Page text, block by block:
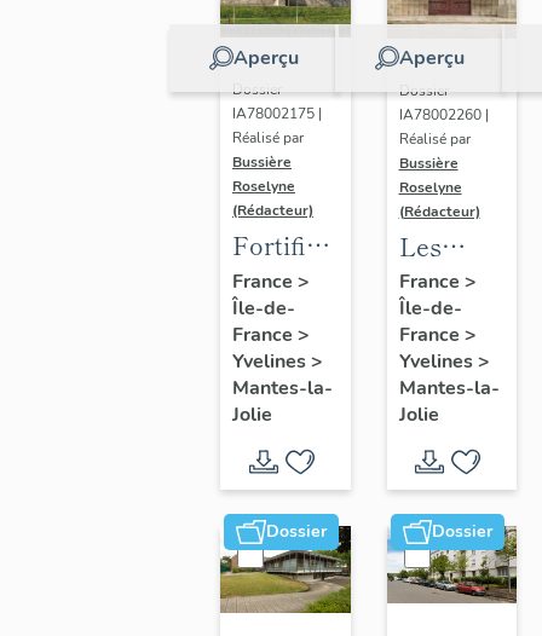
Aperçu
Dossier
IA78002175 |
Réalisé par
Bussière
Roselyne
(Rédacteur)
Fortification
d'agglomération
France >
Île-de-
France >
Yvelines>
Mantes-la-
Jolie
Aperçu
Dossier
IA78002260 |
Réalisé par
Bussière
Roselyne
(Rédacteur)
Les
portails
de la
collégiale
France >
Île-de-
France >
Yvelines>
Mantes-la-
Jolie
Dossier Dossier